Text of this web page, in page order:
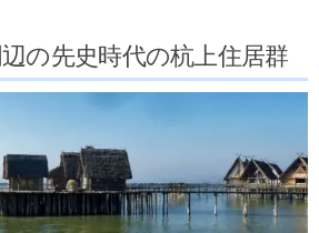
の先史時代の杭上住居群